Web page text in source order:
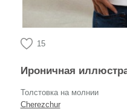
15
Ироничная
Толстовка на молнии
Cherezchur